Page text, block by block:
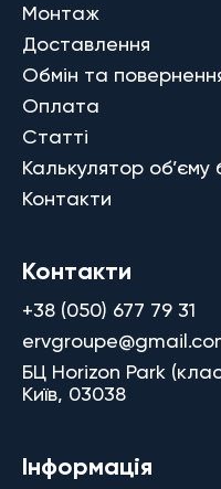
Монтаж
Доставлення
Обмін та
Оплата
Статті
Калькулятор об’єму
Контакти
Контакти
+38 (050) 677 79 31
БЦ Horizon Park
Київ, 03038
Інформація